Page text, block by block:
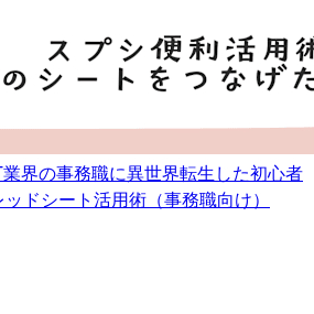
界の事務職に異世界転生した初心者
ドシート活用術（事務職向け）